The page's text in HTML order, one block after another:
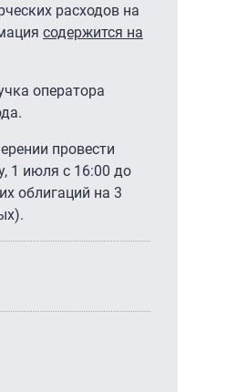
расходов на
содержится на
оператора
провести
1 июля с 16:00 до
облигаций на 3